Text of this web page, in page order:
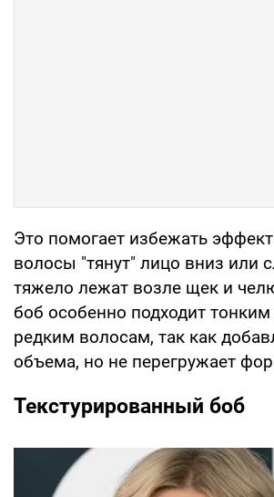
Это помогает избежать
волосы "тянут" лицо вниз или
тяжело лежат возле щек и
боб особенно подходит
редким волосам, так как
объема, но не перегружает
Текстурированный боб